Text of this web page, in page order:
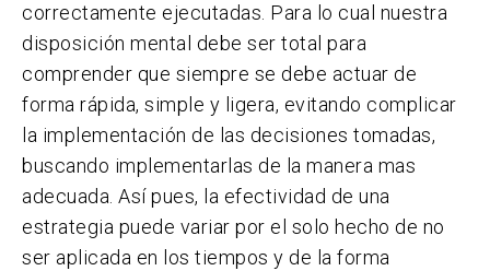
correctamente ejecutadas. Para lo cual nuestra
disposición mental debe ser total para
comprender que siempre se debe actuar de
forma rápida, simple y ligera, evitando complicar
la implementación de las decisiones tomadas,
buscando implementarlas de la manera mas
adecuada. Así pues, la efectividad de una
estrategia puede variar por el solo hecho de no
ser aplicada en los tiempos y de la forma